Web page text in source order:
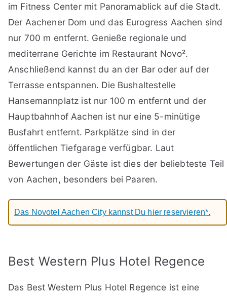
im Fitness Center mit Panoramablick auf die Stadt.
Der Aachener Dom und das Eurogress Aachen sind
nur 700 m entfernt. Genieße regionale und
mediterrane Gerichte im Restaurant Novo².
Anschließend kannst du an der Bar oder auf der
Terrasse entspannen. Die Bushaltestelle
Hansemannplatz ist nur 100 m entfernt und der
Hauptbahnhof Aachen ist nur eine 5-minütige
Busfahrt entfernt. Parkplätze sind in der
öffentlichen Tiefgarage verfügbar. Laut
Bewertungen der Gäste ist dies der beliebteste Teil
von Aachen, besonders bei Paaren.
Das Novotel Aachen City kannst Du hier reservieren*.
Best Western Plus Hotel Regence
Das Best Western Plus Hotel Regence ist eine